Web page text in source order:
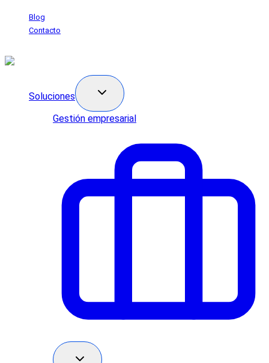
SaltarBlog
Contacto
Soluciones
Gestión empresarial